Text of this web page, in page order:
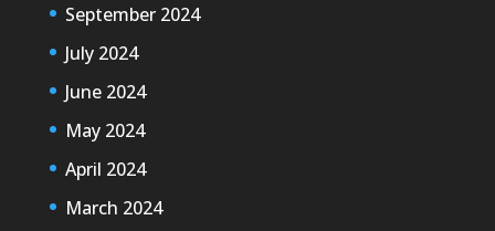
September 2024
July 2024
June 2024
May 2024
April 2024
March 2024